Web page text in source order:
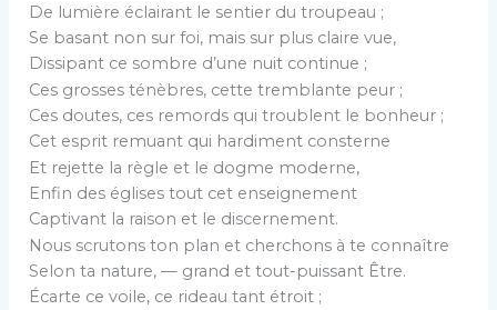
De lumière éclairant le sentier du troupeau ;
Se basant non sur foi, mais sur plus claire vue,
Dissipant ce sombre d’une nuit continue ;
Ces grosses ténèbres, cette tremblante peur ;
Ces doutes, ces remords qui troublent le bonheur ;
Cet esprit remuant qui hardiment consterne
Et rejette la règle et le dogme moderne,
Enfin des églises tout cet enseignement
Captivant la raison et le discernement.
Nous scrutons ton plan et cherchons à te connaître
Selon ta nature, — grand et tout-puissant Être.
Écarte ce voile, ce rideau tant étroit ;